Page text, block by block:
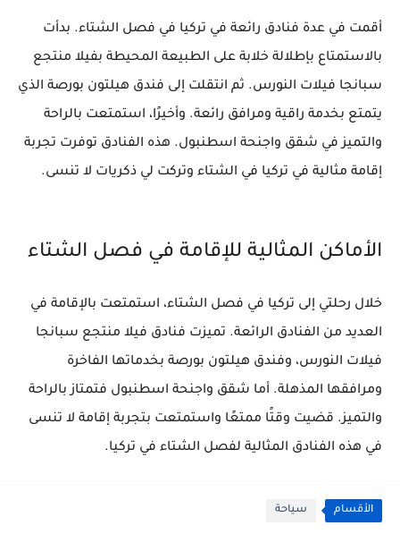
أقمت في عدة فنادق رائعة في تركيا في فصل الشتاء. بدأت
بالاستمتاع بإطلالة خلابة على الطبيعة المحيطة بفيلا منتجع
سبانجا فيلات النورس. ثم انتقلت إلى فندق هيلتون بورصة الذي
يتمتع بخدمة راقية ومرافق رائعة. وأخيرًا، استمتعت بالراحة
والتميز في شقق واجنحة اسطنبول. هذه الفنادق توفرت تجربة
إقامة مثالية في تركيا في الشتاء وتركت لي ذكريات لا تنسى.
الأماكن المثالية للإقامة في فصل الشتاء
خلال رحلتي إلى تركيا في فصل الشتاء، استمتعت بالإقامة في
العديد من الفنادق الرائعة. تميزت فنادق فيلا منتجع سبانجا
فيلات النورس، وفندق هيلتون بورصة بخدماتها الفاخرة
ومرافقها المذهلة. أما شقق واجنحة اسطنبول فتمتاز بالراحة
والتميز. قضيت وقتًا ممتعًا واستمتعت بتجربة إقامة لا تنسى
في هذه الفنادق المثالية لفصل الشتاء في تركيا.
الأقسام سياحة